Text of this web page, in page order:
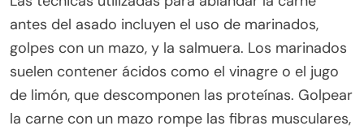
antes del asado incluyen el uso de marinados,
golpes con un mazo, y la salmuera. Los marinados
suelen contener ácidos como el vinagre o el jugo
de limón, que descomponen las proteínas. Golpear
la carne con un mazo rompe las fibras musculares,